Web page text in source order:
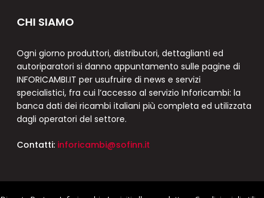
CHI SIAMO
Ogni giorno produttori, distributori, dettaglianti ed
autoriparatori si danno appuntamento sulle pagine di
INFORICAMBI.IT per usufruire di news e servizi
specialistici, fra cui l’accesso al servizio Inforicambi: la
banca dati dei ricambi italiani più completa ed utilizzata
dagli operatori del settore.
Contatti: inforicambi@sofinn.it